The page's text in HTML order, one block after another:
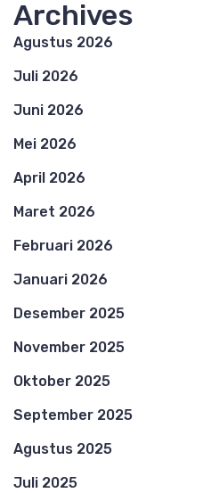
Archives
Agustus 2026
Juli 2026
Juni 2026
Mei 2026
April 2026
Maret 2026
Februari 2026
Januari 2026
Desember 2025
November 2025
Oktober 2025
September 2025
Agustus 2025
Juli 2025